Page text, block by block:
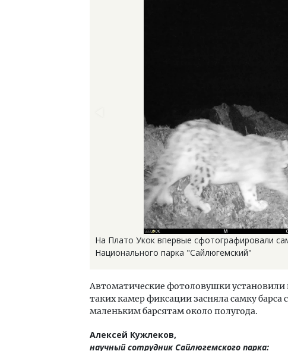
На Плато Укок впервые сфотографировали
Национального парка "Сайлюгемский"
Автоматические фотоловушки установили
таких камер фиксации засняла самку
маленьким барсятам около полугода.
Алексей Кужлеков,
научный сотрудник Сайлюгемского парка: